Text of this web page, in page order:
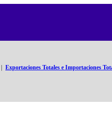
Exportaciones Totales e Importaciones